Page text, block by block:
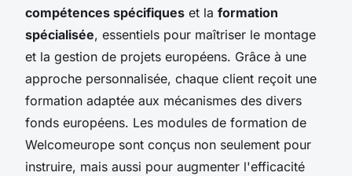
compétences spécifiques et la formation
spécialisée, essentiels pour maîtriser le montage
et la gestion de projets européens. Grâce à une
approche personnalisée, chaque client reçoit une
formation adaptée aux mécanismes des divers
fonds européens. Les modules de formation de
Welcomeurope sont conçus non seulement pour
instruire, mais aussi pour augmenter l'efficacité